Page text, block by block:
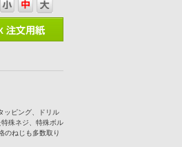
ッピング、ドリル
殊ネジ、特殊ボル
のねじも多数取り